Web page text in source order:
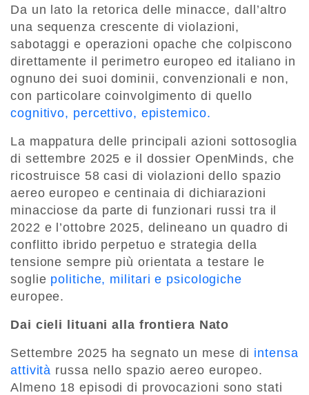
Da un lato la retorica delle minacce, dall’altro
una sequenza crescente di violazioni,
sabotaggi e operazioni opache che colpiscono
direttamente il perimetro europeo ed italiano in
ognuno dei suoi dominii, convenzionali e non,
con particolare coinvolgimento di quello
cognitivo, percettivo, epistemico.
La mappatura delle principali azioni sottosoglia
di settembre 2025 e il dossier OpenMinds, che
ricostruisce 58 casi di violazioni dello spazio
aereo europeo e centinaia di dichiarazioni
minacciose da parte di funzionari russi tra il
2022 e l’ottobre 2025, delineano un quadro di
conflitto ibrido perpetuo e strategia della
tensione sempre più orientata a testare le
soglie politiche, militari e psicologiche
europee.
Dai cieli lituani alla frontiera Nato
Settembre 2025 ha segnato un mese di intensa
attività russa nello spazio aereo europeo.
Almeno 18 episodi di provocazioni sono stati